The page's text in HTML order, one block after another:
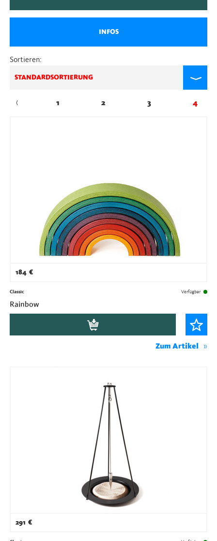
INFOS
Sortieren:
STANDARDSORTIERUNG
← 1 2 3 4
184 €
Classic Verfügbar
Rainbow
Zum Artikel
291 €